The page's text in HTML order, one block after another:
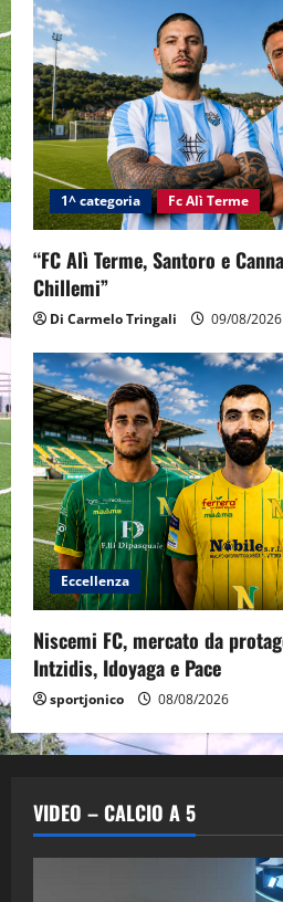
1^ categoria Fc Alì Terme
“FC Alì Terme, Santoro e
Chillemi”
Di Carmelo Tringali 09/08/2026
Eccellenza
Niscemi FC, mercato da
Intzidis, Idoyaga e Pace
sportjonico 08/08/2026
VIDEO – CALCIO A 5